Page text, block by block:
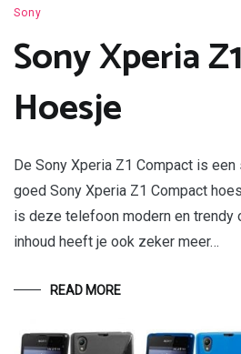
Sony
Sony Xperia
Hoesje
De Sony Xperia Z1 Compact is
goed Sony Xperia Z1 Compact
is deze telefoon modern en trendy
inhoud heeft je ook zeker meer…
READ MORE